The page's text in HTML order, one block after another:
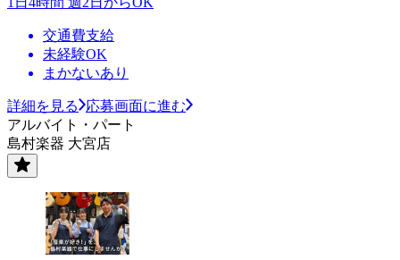
交通費支給
未経験OK
まかないあり
詳細を見る
応募画面に進む
アルバイト・パート
島村楽器 大宮店